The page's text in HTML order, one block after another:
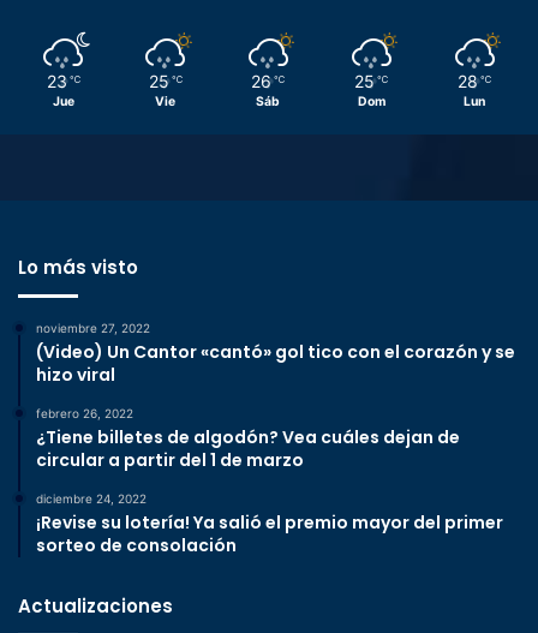
23 ℃
Jue
25 ℃
Vie
26 ℃
Sáb
25 ℃
Dom
28 ℃
Lun
Lo más visto
noviembre 27, 2022
(Video) Un Cantor «cantó» gol tico con el corazón y se
hizo viral
febrero 26, 2022
¿Tiene billetes de algodón? Vea cuáles dejan de
circular a partir del 1 de marzo
diciembre 24, 2022
¡Revise su lotería! Ya salió el premio mayor del primer
sorteo de consolación
Actualizaciones